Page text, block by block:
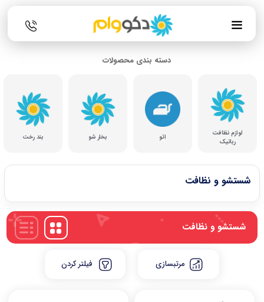
دسته بندی محصولات
لوازم نظافت
رباتیک
اتو بخار شو بند رخت
شستشو و نظافت
شستشو و نظافت
مرتبسازی فیلتر کردن